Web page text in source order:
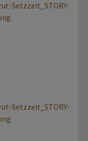
Setzzeit_STORY-
Setzzeit_STORY-